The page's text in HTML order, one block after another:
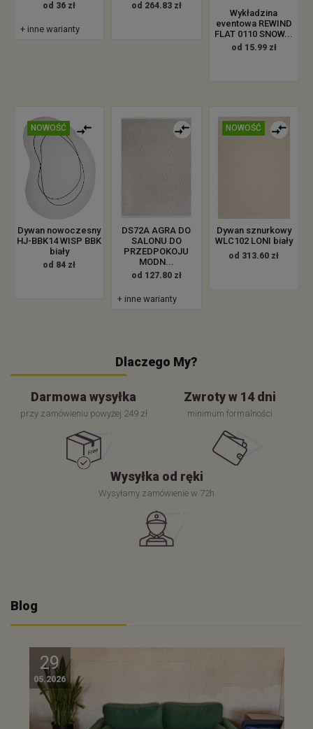
od 36 zł
+ inne warianty
od 264.83 zł
Wykładzina
eventowa REWIND
FLAT 0110 SNOW...
od 15.99 zł
NOWOŚĆ
Dywan nowoczesny
HJ-BBK14 WISP BBK
biały
od 84 zł
DS72A AGRA DO
SALONU DO
PRZEDPOKOJU
MODN...
od 127.80 zł
+ inne warianty
NOWOŚĆ
Dywan sznurkowy
WLC102 LONI biały
od 313.60 zł
Dlaczego My?
Darmowa wysyłka
przy zamówieniu powyżej 249 zł
Zwroty w 14 dni
minimum formalności
Wysyłka od ręki
Wysyłamy zamówienie w 72h
Blog
29
05.2026